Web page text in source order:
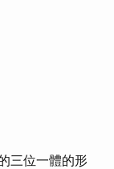
三位一體的形